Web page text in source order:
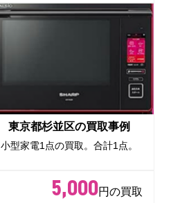
東京都杉並区の買取事例
小型家電1点の買取。合計1点。
5,000円の買取